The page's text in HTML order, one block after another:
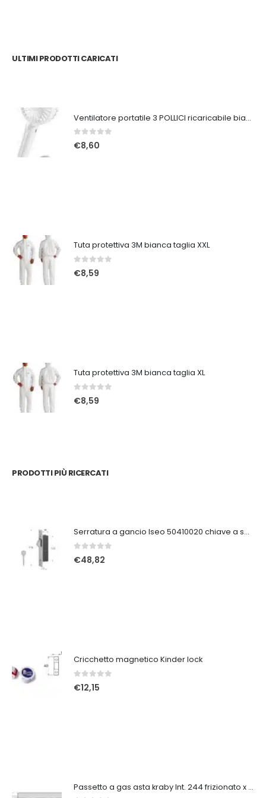
ULTIMI PRODOTTI CARICATI
Ventilatore portatile 3 POLLICI ricaricabile bianco
0Su 5
€8,60
Tuta protettiva 3M bianca taglia XXL
0Su 5
€8,59
Tuta protettiva 3M bianca taglia XL
0Su 5
€8,59
PRODOTTI PIÙ RICERCATI
Serratura a gancio Iseo 50410020 chiave a spillo
0Su 5
€48,82
Cricchetto magnetico Kinder lock
Su 5
€12,15
Passetto a gas asta kraby Int. 244 frizionato x ribalta